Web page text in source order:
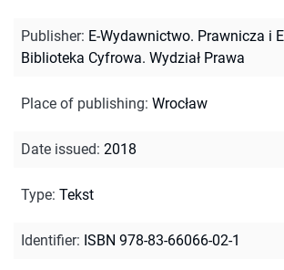
Publisher: E-Wydawnictwo. Prawnicza i
Biblioteka Cyfrowa. Wydział Prawa
Place of publishing: Wrocław
Date issued: 2018
Type: Tekst
Identifier: ISBN 978-83-66066-02-1